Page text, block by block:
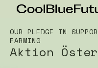
OUR PLEDGE IN
FARMING
Aktion